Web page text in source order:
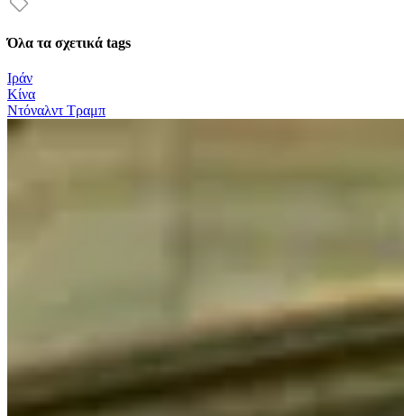
Όλα τα σχετικά tags
Ιράν
Κίνα
Ντόναλντ Τραμπ